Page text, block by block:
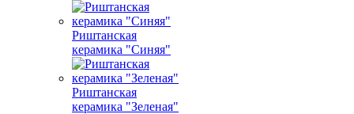
Риштанская
керамика "Синяя"
Риштанская
керамика "Зеленая"